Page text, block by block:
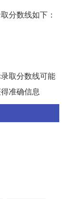
分数线如下：
取分数线可能
准确信息